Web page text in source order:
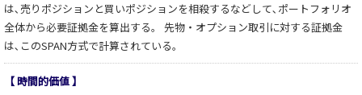
は､売りポジションと買いポジションを相殺するなどして､ポートフォリオ
全体から必要証拠金を算出する。 先物・オプション取引に対する証拠金
は､このSPAN方式で計算されている。
【 時間的価値 】